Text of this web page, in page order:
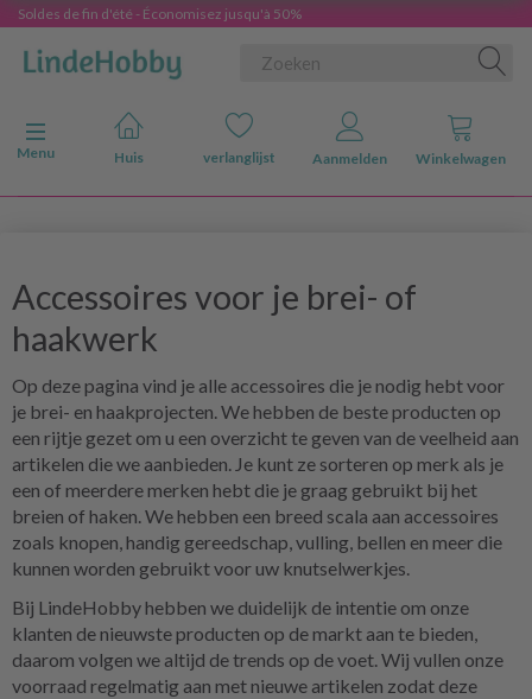
Soldes de fin d'été - Économisez jusqu'à 50%
Navigatie in-/uitschakelen
Menu
Huis verlanglijst Aanmelden Winkelwagen
Accessoires voor je brei- of
haakwerk
Op deze pagina vind je alle accessoires die je nodig hebt voor
je brei- en haakprojecten. We hebben de beste producten op
een rijtje gezet om u een overzicht te geven van de veelheid aan
artikelen die we aanbieden. Je kunt ze sorteren op merk als je
een of meerdere merken hebt die je graag gebruikt bij het
breien of haken. We hebben een breed scala aan accessoires
zoals knopen, handig gereedschap, vulling, bellen en meer die
kunnen worden gebruikt voor uw knutselwerkjes.
Bij LindeHobby hebben we duidelijk de intentie om onze
klanten de nieuwste producten op de markt aan te bieden,
daarom volgen we altijd de trends op de voet. Wij vullen onze
voorraad regelmatig aan met nieuwe artikelen zodat deze